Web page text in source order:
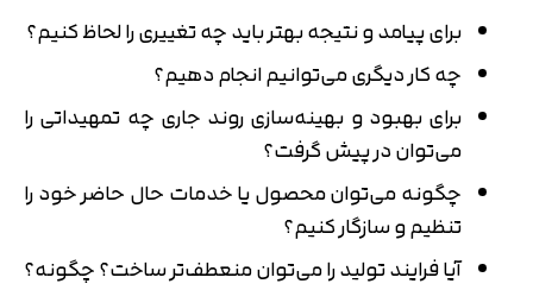
برای پیامد و نتیجه بهتر باید چه تغییری را لحاظ کنیم؟
چه کار دیگری می‌توانیم انجام دهیم؟
برای بهبود و بهینه‌سازی روند جاری چه تمهیداتی را
می‌توان در پیش گرفت؟
چگونه می‌توان محصول یا خدمات حال حاضر خود را
تنظیم و سازگار کنیم؟
آیا فرایند تولید را می‌توان منعطف‌تر ساخت؟ چگونه؟